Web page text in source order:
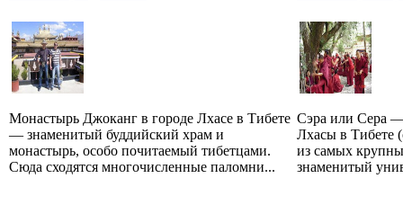
Монастырь Джоканг в городе Лхасе в Тибете
— знаменитый буддийский храм и
монастырь, особо почитаемый тибетцами.
Сюда сходятся многочисленные паломни...
Сэра или Сера
Лхасы в Тибете
из самых
знаменитый